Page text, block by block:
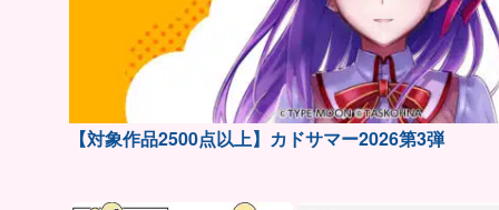
【対象作品2500点以上】カドサマー2026第3弾